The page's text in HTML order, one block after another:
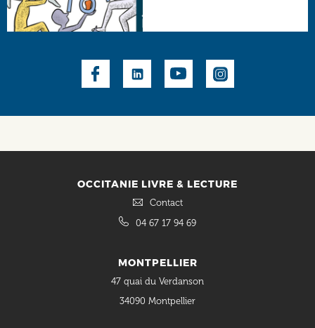
OCCITANIE LIVRE & LECTURE
Contact
04 67 17 94 69
MONTPELLIER
47 quai du Verdanson
34090 Montpellier